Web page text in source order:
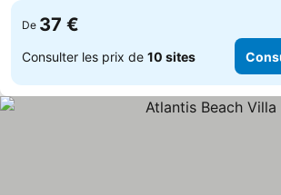
De 37 €
Consulter les prix de 10 sites